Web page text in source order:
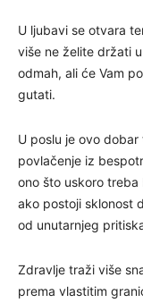
U ljubavi se otvara
više ne želite držati
odmah, ali će Vam
gutati.
U poslu je ovo
povlačenje iz
ono što uskoro
ako postoji sklonost
od unutarnjeg
Zdravlje traži više
prema vlastitim